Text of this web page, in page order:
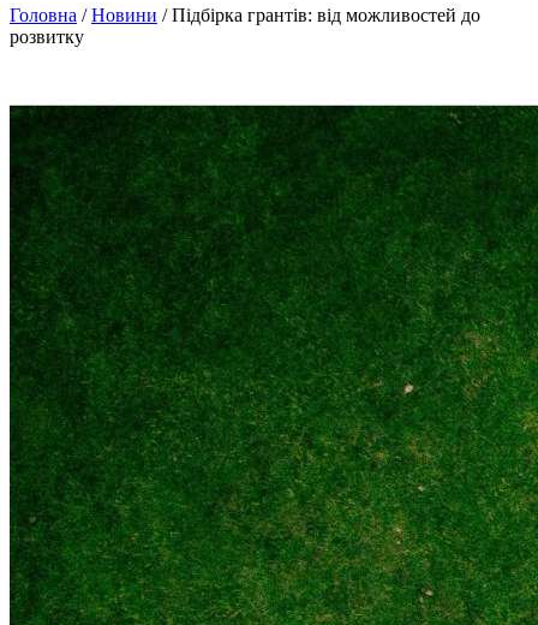
Головна /Новини / Підбірка грантів: від можливостей до
розвитку